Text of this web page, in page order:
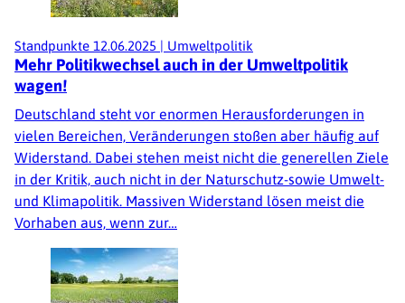
Standpunkte 12.06.2025 | Umweltpolitik
Mehr Politikwechsel auch in der Umweltpolitik
wagen!
Deutschland steht vor enormen Herausforderungen in
vielen Bereichen, Veränderungen stoßen aber häufig auf
Widerstand. Dabei stehen meist nicht die generellen Ziele
in der Kritik, auch nicht in der Naturschutz-sowie Umwelt-
und Klimapolitik. Massiven Widerstand lösen meist die
Vorhaben aus, wenn zur…